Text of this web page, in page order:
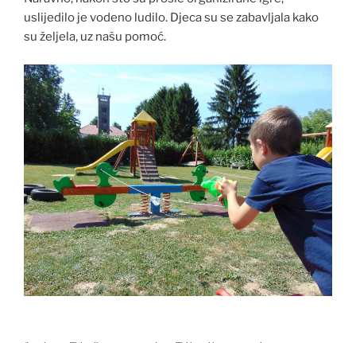
uslijedilo je vodeno ludilo. Djeca su se zabavljala kako
su željela, uz našu pomoć.